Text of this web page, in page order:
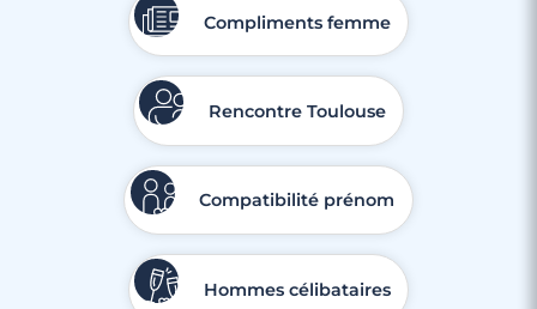
Compliments femme
Rencontre Toulouse
Compatibilité prénom
Hommes célibataires